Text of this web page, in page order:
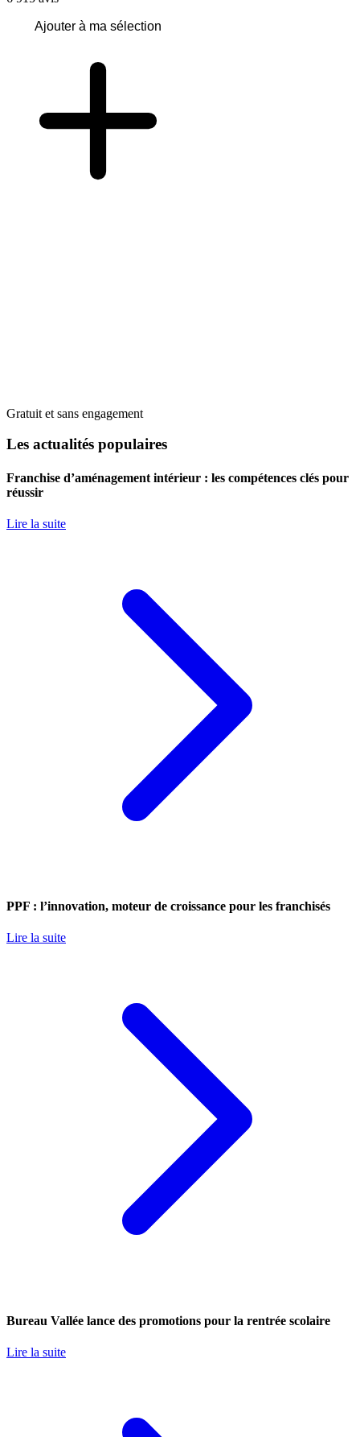
Ajouter à ma sélection
Gratuit et sans engagement
Les actualités populaires
Franchise d’aménagement intérieur : les compétences clés pour
réussir
Lire la suite
PPF : l’innovation, moteur de croissance pour les franchisés
Lire la suite
Bureau Vallée lance des promotions pour la rentrée scolaire
Lire la suite